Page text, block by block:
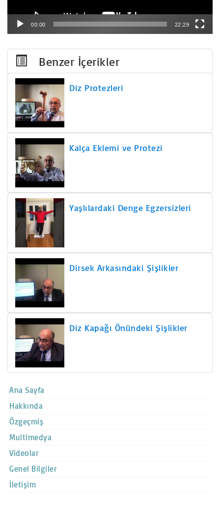
00:00 22:29
Benzer İçerikler
Diz Protezleri
Kalça Eklemi ve Protezi
Yaşlılardaki Denge Egzersizleri
Dirsek Arkasındaki Şişlikler
Diz Kapağı Önündeki Şişlikler
Ana Sayfa
Hakkında
Özgeçmiş
Multimedya
Videolar
Genel Bilgiler
İletişim